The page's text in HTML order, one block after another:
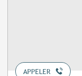
APPELER